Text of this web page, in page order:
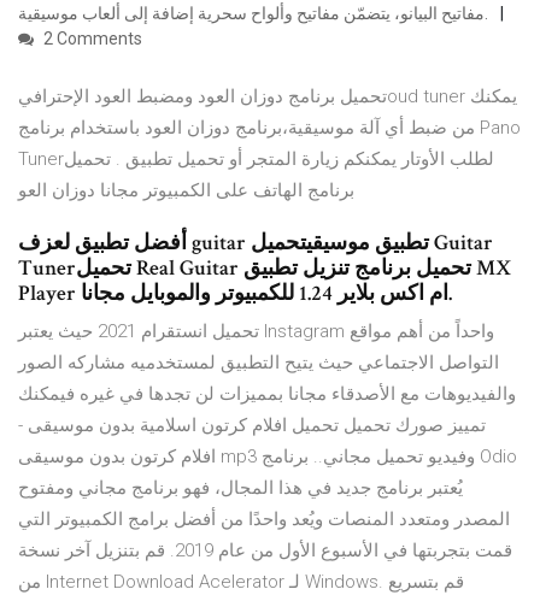
مفاتيح البيانو، يتضمّن مفاتيح وألواح سحرية إضافة إلى ألعاب موسيقية.
2 Comments
تحميل برنامج دوزان العود ومضبط العود الإحترافيoud tuner يمكنك
من ضبط أي آلة موسيقية،برنامج دوزان العود باستخدام برنامج Pano
Tunerلطلب الأوتار يمكنكم زيارة المتجر أو تحميل تطبيق . تحميل
برنامج الهاتف على الكمبيوتر مجانا دوزان العو
أفضل تطبيق لعزف guitar تطبيق موسيقيتحميل Guitar
Tunerتحميل Real Guitar تحميل برنامج تنزيل تطبيق MX
Player ام اكس بلاير 1.24 للكمبيوتر والموبايل مجانا.
تحميل انستقرام 2021 حيث يعتبر Instagram واحداً من أهم مواقع
التواصل الاجتماعي حيث يتيح التطبيق لمستخدميه مشاركه الصور
والفيديوهات مع الأصدقاء مجانا بمميزات لن تجدها في غيره فيمكنك
تمييز صورك تحميل تحميل افلام كرتون اسلامية بدون موسيقى -
افلام كرتون بدون موسيقى mp3 وفيديو تحميل مجاني.. برنامج Odio
يُعتبر برنامج جديد في هذا المجال، فهو برنامج مجاني ومفتوح
المصدر ومتعدد المنصات ويُعد واحدًا من أفضل برامج الكمبيوتر التي
قمت بتجربتها في الأسبوع الأول من عام 2019. قم بتنزيل آخر نسخة
من Internet Download Acelerator لـ Windows. قم بتسريع